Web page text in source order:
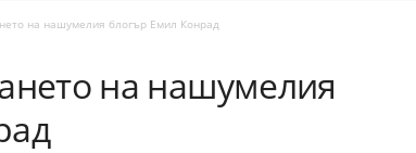
на нашумелия блогър Емил Конрад
на нашумелия